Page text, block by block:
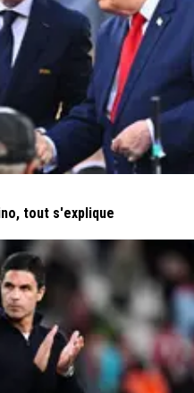
tout s'explique